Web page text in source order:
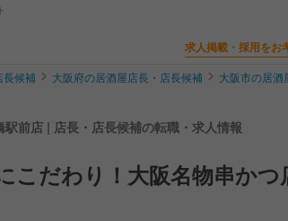
求人掲載・採用をお
長候補 大阪府の居酒屋店長・店長候補 大阪市の居酒
前店 | 店長・店長候補の転職・求人情報
こだわり！大阪名物串か